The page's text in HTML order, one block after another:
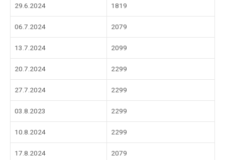
29.6.2024 1819
06.7.2024 2079
13.7.2024 2099
20.7.2024 2299
27.7.2024 2299
03.8.2023 2299
10.8.2024 2299
17.8.2024 2079